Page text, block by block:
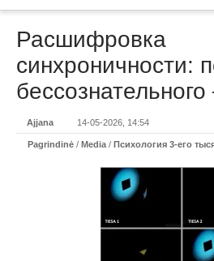
Расшифровка
синхроничности:
Ajjana 14-05-2026, 14:54
Pagrindinė / Media / Психология 3-его